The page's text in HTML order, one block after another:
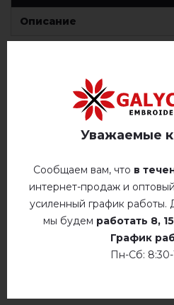
Описание
ОТЗЫВЫ О ЄЛЕОНОРА
Немає відгуків про цей товар.
Уважаемые
Сообщаем вам, что в
интернет-продаж и
усиленный график работы.
мы будем работать 8,
График
Пн-Сб: